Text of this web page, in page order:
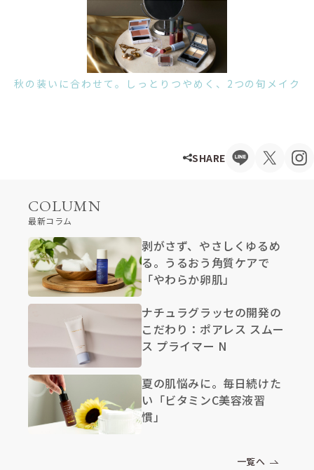
秋の装いに合わせて。しっとりつやめく、2つの旬メイク
SHARE
COLUMN
最新コラム
剥がさず、やさしくゆるめ
る。うるおう角質ケアで
「やわらか卵肌」
ナチュラグラッセの開発の
こだわり：ポアレス スムー
ス プライマー N
夏の肌悩みに。毎日続けた
い「ビタミンC美容液習
慣」
一覧へ